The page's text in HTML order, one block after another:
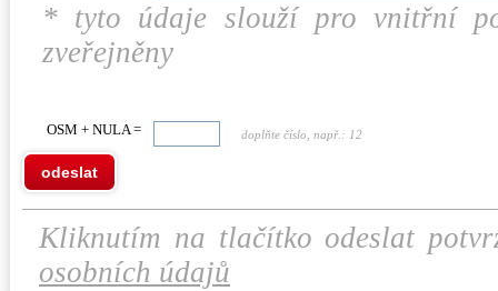
* tyto údaje slouží pro vnitřní
zveřejněny
OSM + NULA = doplňte číslo, např.: 12
odeslat
Kliknutím na tlačítko odeslat
osobních údajů